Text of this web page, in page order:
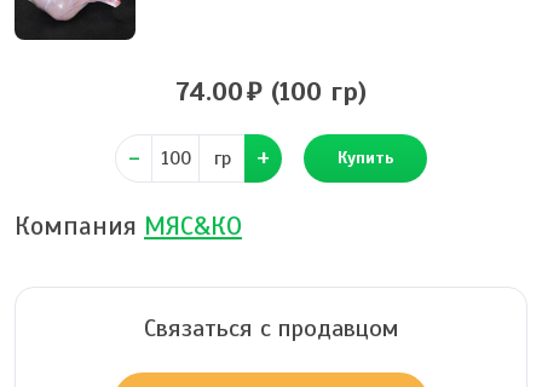
74.00 (100 гр)
гр Купить
Компания МЯС&КО
Связаться с продавцом